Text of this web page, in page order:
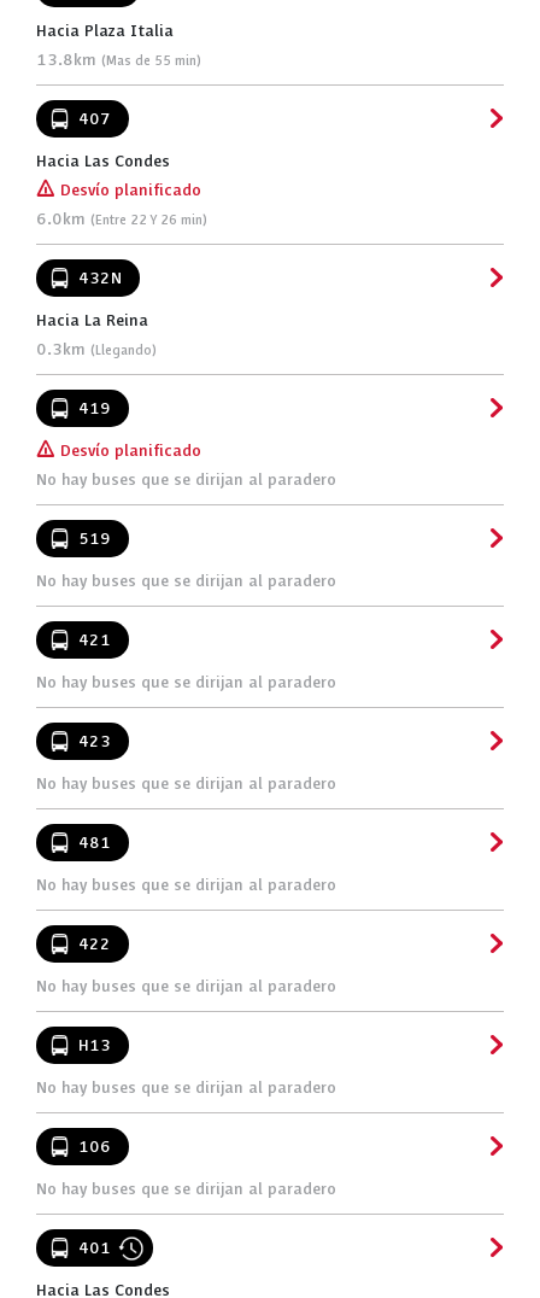
Hacia Plaza Italia
13.8km (Mas de 55 min)
407
Hacia Las Condes
[!] Desvío planificado
6.0km (Entre 22 Y 26 min)
432N
Hacia La Reina
0.3km (Llegando)
419
[!] Desvío planificado
No hay buses que se dirijan al paradero
519
No hay buses que se dirijan al paradero
421
No hay buses que se dirijan al paradero
423
No hay buses que se dirijan al paradero
481
No hay buses que se dirijan al paradero
422
No hay buses que se dirijan al paradero
H13
No hay buses que se dirijan al paradero
106
No hay buses que se dirijan al paradero
401
Hacia Las Condes